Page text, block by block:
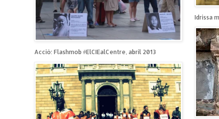
Acció: Flashmob #ElCIEalCentre, abril 2013
Idrissa